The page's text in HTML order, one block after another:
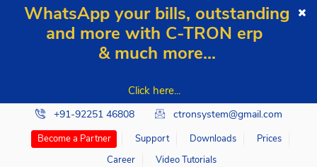
WhatsApp your bills, outstanding
and more with C-TRON erp
& much more...
Click here...
+91-92251 46808 ctronsystem@gmail.com
Become a Partner Support Downloads
Prices
Career
Video Tutorials